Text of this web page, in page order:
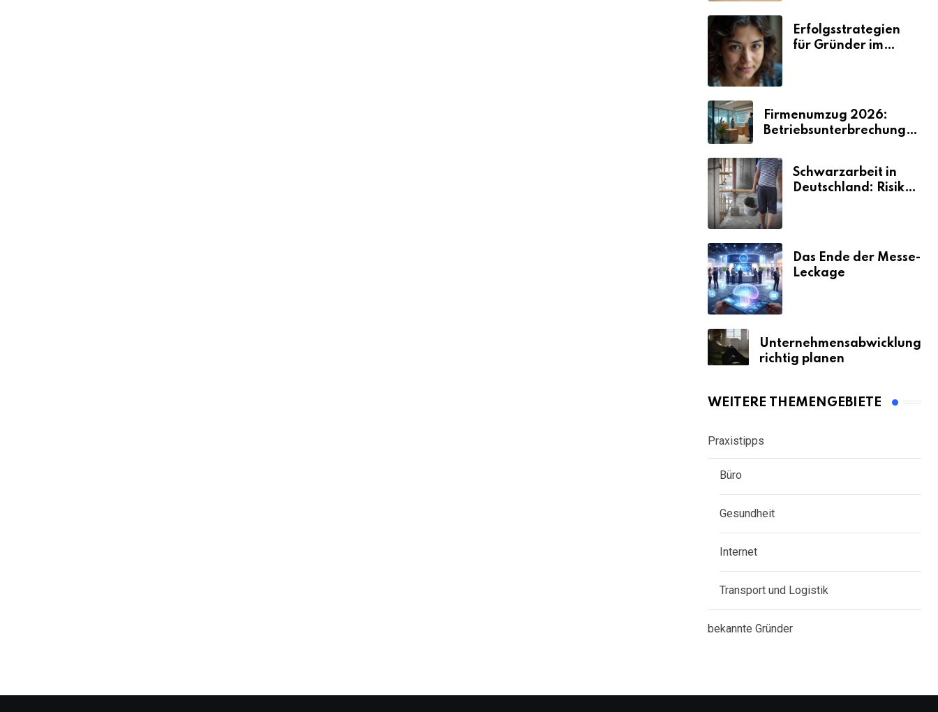
Erfolgsstrategien
für Gründer im
Firmenumzug 2026:
Betriebsunterbrechungen
Schwarzarbeit in
Deutschland: Risiken
Das Ende der Messe-
Leckage
Unternehmensabwicklung
richtig planen
WEITERE THEMENGEBIETE
Praxistipps
Büro
Gesundheit
Internet
Transport und Logistik
bekannte Gründer